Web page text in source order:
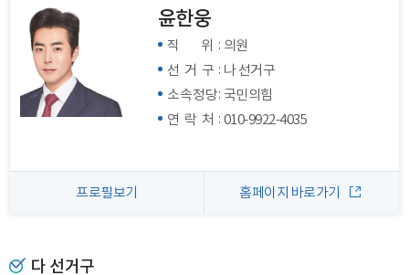
윤한웅
직 위: 의원
선 거 구 : 나 선거구
소속정당: 국민의힘
연 락 처 : 010-9922-4035
프로필보기 홈페이지 바로가기
다 선거구